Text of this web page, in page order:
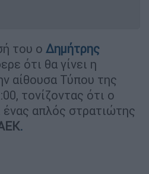
του ο Δημήτρης
ότι θα γίνει η
αίθουσα Τύπου της
τονίζοντας ότι ο
ένας απλός στρατιώτης
.